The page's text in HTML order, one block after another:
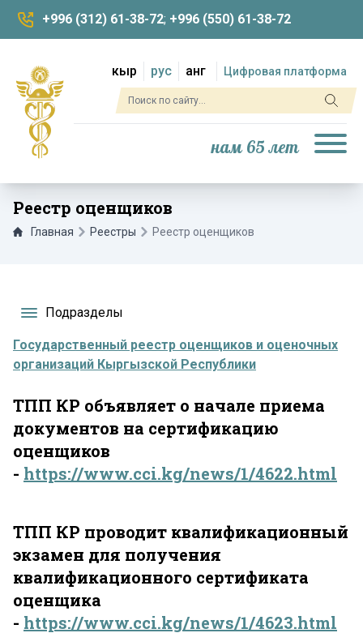
+996 (312) 61-38-72; +996 (550) 61-38-72
кыр рус анг Цифровая платформа
нам 65 лет
Реестр оценщиков
Главная Реестры Реестр оценщиков
Подразделы
Государственный реестр оценщиков и оценочных
организаций Кыргызской Республики
ТПП КР объявляет о начале приема
документов на сертификацию
оценщиков
- https://www.cci.kg/news/1/4622.html
ТПП КР проводит квалификационный
экзамен для получения
квалификационного сертификата
оценщика
- https://www.cci.kg/news/1/4623.html